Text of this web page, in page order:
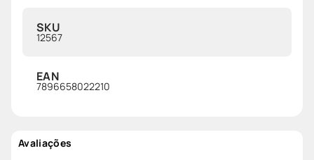
SKU
12567
EAN
7896658022210
Avaliações